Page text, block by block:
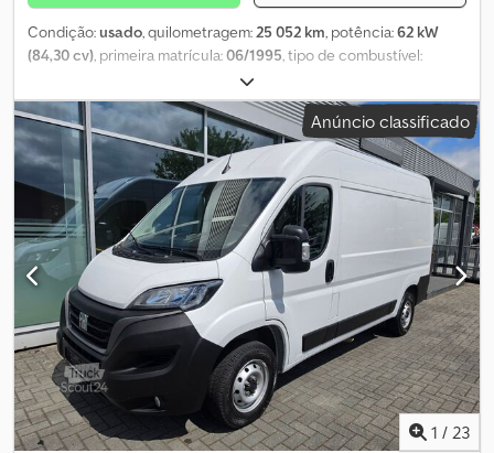
Condição:usado, quilometragem:25 052 km, potência:62 kW
(84,30 cv), primeira matrícula:06/1995, tipo de combustível:
bege
mecânico, Equipamento:aquecedor estacionário, * 6010 – ID do
veículo para consultas telefónicas * Inspeção técnica H – NOVA *
Caixa de velocidades manual de 5 velocidades * Motor a diesel
2.5D, 84 CV * Divisória com janela, porta de correr à direita, portas
traseiras * Aquecedor auxiliar / aquecimento para a cabine *
Homologação como veículo normal ----O nosso endereço de e-
mail: O nosso serviço para si: Dksdezh Amgspfx Afgsr -
Obtenção de matrículas provisórias ou de trânsito -
Transporte / entrega em toda a UE - Desalfandegamento de
veículos para países terceiros Whatsapp para inglês, alemão,
russo e outros idiomas:
Anúncio classificado
1 / 23